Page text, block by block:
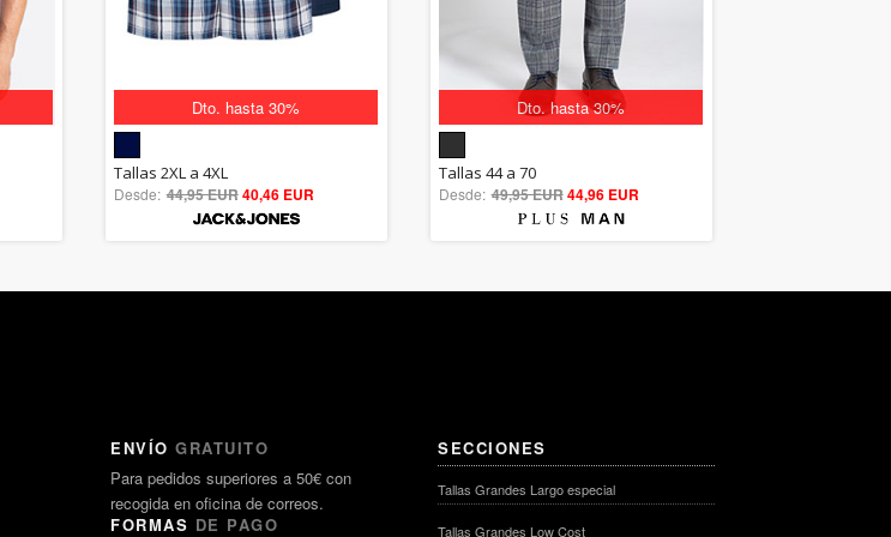
Dto. hasta 30%
5.00
out of 5
Tallas 2XL a 4XL
Desde: 44,95 EUR40,46 EUR
Dto. hasta 30%
5.00
out of 5
Tallas 44 a 70
Desde: 49,95 EUR44,96 EUR
ENVÍO GRATUITO
Para pedidos superiores a 50€ con
recogida en oficina de correos.
FORMAS DE PAGO
SECCIONES
Tallas Grandes Largo especial
Tallas Grandes Low Cost